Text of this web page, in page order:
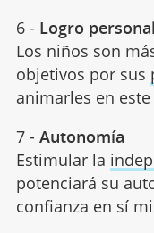
6 - Logro personal
Los niños son
objetivos por sus
animarles en
7 - Autonomía
Estimular la
potenciará su
confianza en sí